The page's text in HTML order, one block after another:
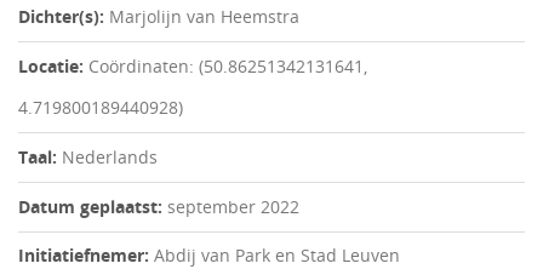
Dichter(s): Marjolijn van Heemstra
Locatie: Coördinaten: (50.86251342131641,
4.719800189440928)
Taal: Nederlands
Datum geplaatst: september 2022
Initiatiefnemer: Abdij van Park en Stad Leuven